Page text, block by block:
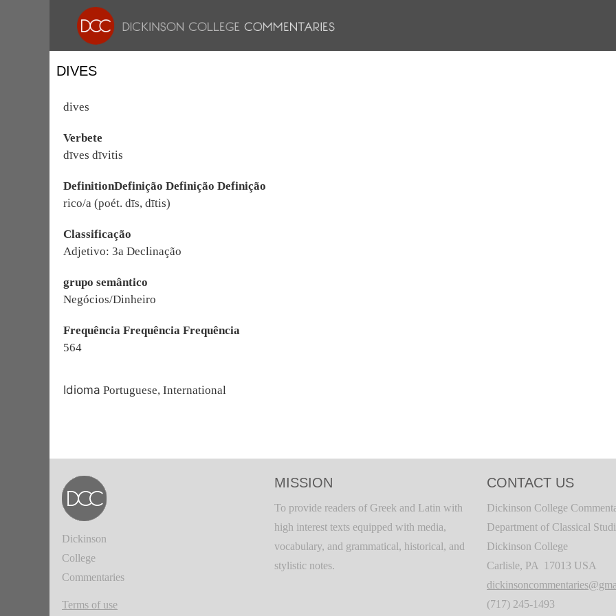
DIVES
dives
Verbete
dīves dīvitis
DefinitionDefinição Definição Definição
rico/a (poét. dīs, dītis)
Classificação
Adjetivo: 3a Declinação
grupo semântico
Negócios/Dinheiro
Frequência Frequência Frequência
564
Idioma Portuguese, International
Dickinson
College
Commentaries
Terms of use
MISSION
To provide readers of Greek and Latin with
high interest texts equipped with media,
vocabulary, and grammatical, historical, and
stylistic notes.
CONTACT US
Dickinson College
Department of Classical
Dickinson College
Carlisle, PA 17013 USA
(717) 245-1493